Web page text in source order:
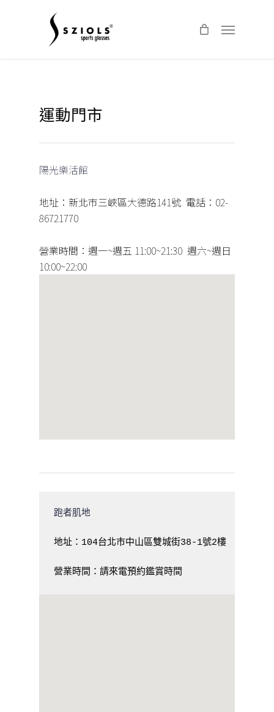
Menu
運動門市
陽光樂活館
地址：新北市三峽區大德路141號 電話：02-
86721770
營業時間：週一~週五 11:00~21:30 週六~週日
10:00~22:00
跑者肌地
地址：104台北市中山區雙城街38-1號2樓  電話
營業時間：請來電預約鑑賞時間